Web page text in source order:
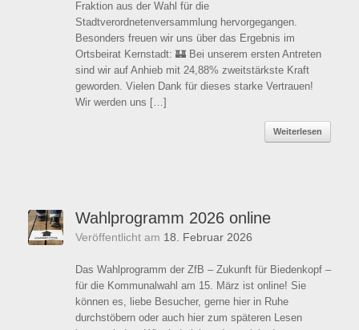
Fraktion aus der Wahl für die
Stadtverordnetenversammlung hervorgegangen.
Besonders freuen wir uns über das Ergebnis im
Ortsbeirat Kernstadt: 🏰 Bei unserem ersten Antreten
sind wir auf Anhieb mit 24,88% zweitstärkste Kraft
geworden. Vielen Dank für dieses starke Vertrauen!
Wir werden uns […]
Weiterlesen
Wahlprogramm 2026 online
Veröffentlicht am 18. Februar 2026
Das Wahlprogramm der ZfB – Zukunft für Biedenkopf –
für die Kommunalwahl am 15. März ist online! Sie
können es, liebe Besucher, gerne hier in Ruhe
durchstöbern oder auch hier zum späteren Lesen